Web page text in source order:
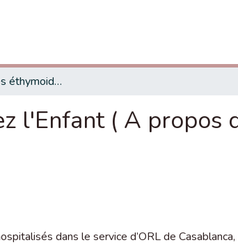
Les muscocèles éthymoido-frontales chez l'Enfant ( A propos de 10 cas )
l'Enfant ( A propos
dans le service d’ORL de